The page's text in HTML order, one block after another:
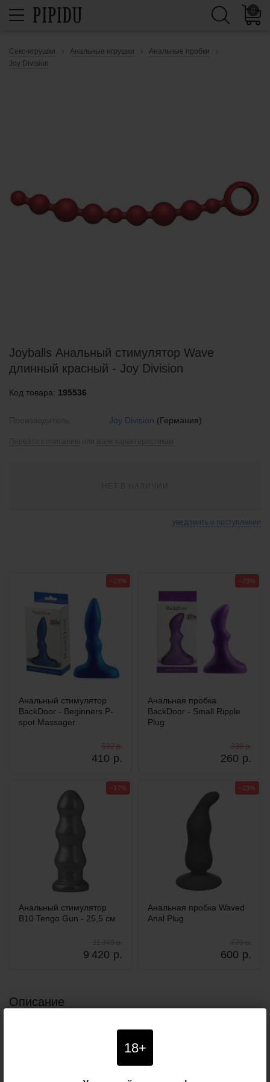
18+
0
Секс-игрушки Анальные игрушки
Анальные пробки
Joy Division
Joyballs Анальный стимулятор Wave
длинный красный - Joy Division
Код товара: 195536
Joy Division (Германия)
уведомить о поступлении
Анальный стимулятор
BackDoor - Beginners P-
spot Massager
410 р.
532 р.
−23%
Анальная пробка
BackDoor - Small Ripple
Plug
260 р.
338 р.
−23%
Анальный стимулятор
B10 Tengo Gun - 25,5 см
9 420 р.
11 349 р.
−17%
Анальная пробка Waved
Anal Plug
600 р.
779 р.
−23%
Описание
Со стимулятором Joyballs Wave открываются
Купить товар "Joyballs Анальный стимулятор Wave